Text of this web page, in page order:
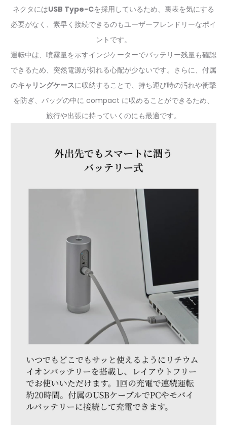
ネクタにはUSB Type-Cを採用しているため、裏表を気にする
必要がなく、素早く接続できるのもユーザーフレンドリーなポイ
ントです。
運転中は、噴霧量を示すインジケーターでバッテリー残量も確認
できるため、突然電源が切れる心配が少ないです。さらに、付属
のキャリングケースに収納することで、持ち運び時の汚れや衝撃
を防ぎ、バッグの中に compact に収めることができるため、
旅行や出張に持っていくのにも最適です。